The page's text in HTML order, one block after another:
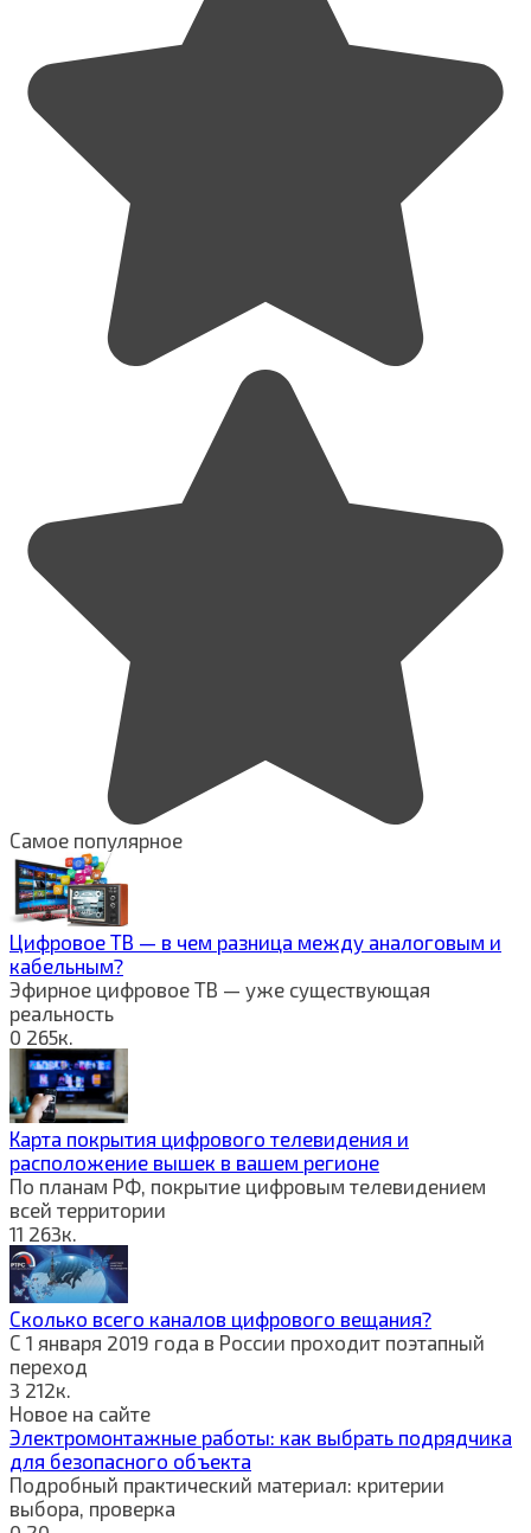
Самое популярное
Цифровое ТВ — в чем разница между аналоговым и
кабельным?
Эфирное цифровое ТВ — уже существующая
реальность
0 265к.
Карта покрытия цифрового телевидения и
расположение вышек в вашем регионе
По планам РФ, покрытие цифровым телевидением
всей территории
11 263к.
Сколько всего каналов цифрового вещания?
С 1 января 2019 года в России проходит поэтапный
переход
3 212к.
Новое на сайте
Электромонтажные работы: как выбрать подрядчика
для безопасного объекта
Подробный практический материал: критерии
выбора, проверка